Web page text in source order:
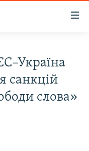
санкцій
слова»